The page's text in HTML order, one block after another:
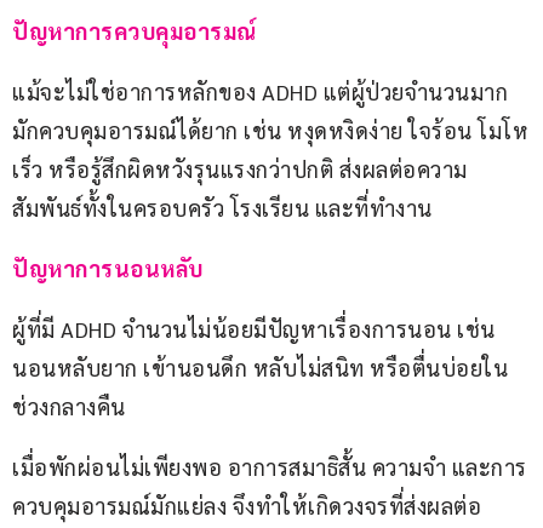
ปัญหาการควบคุมอารมณ์
แม้จะไม่ใช่อาการหลักของ ADHD แต่ผู้ป่วยจำนวนมาก
มักควบคุมอารมณ์ได้ยาก เช่น หงุดหงิดง่าย ใจร้อน โมโห
เร็ว หรือรู้สึกผิดหวังรุนแรงกว่าปกติ ส่งผลต่อความ
สัมพันธ์ทั้งในครอบครัว โรงเรียน และที่ทำงาน
ปัญหาการนอนหลับ
ผู้ที่มี ADHD จำนวนไม่น้อยมีปัญหาเรื่องการนอน เช่น
นอนหลับยาก เข้านอนดึก หลับไม่สนิท หรือตื่นบ่อยใน
ช่วงกลางคืน
เมื่อพักผ่อนไม่เพียงพอ อาการสมาธิสั้น ความจำ และการ
ควบคุมอารมณ์มักแย่ลง จึงทำให้เกิดวงจรที่ส่งผลต่อ